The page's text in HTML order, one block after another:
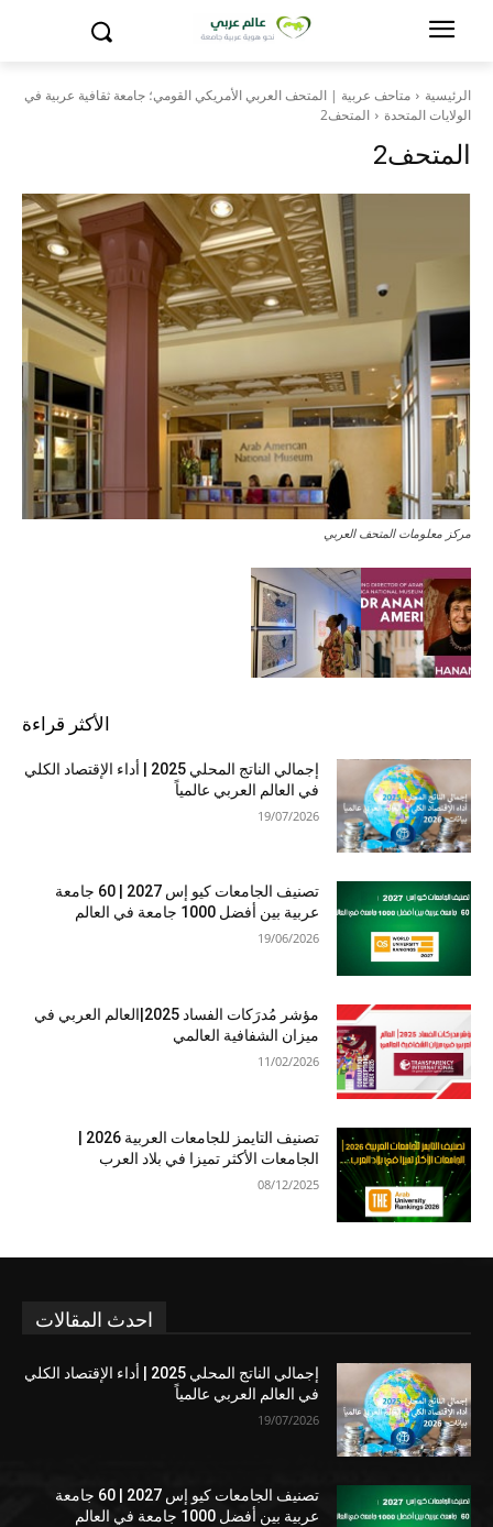
الرئيسية
متاحف عربية | المتحف العربي الأمريكي القومي؛ جامعة ثقافية عربية في
الولايات المتحدة
المتحف2
المتحف2
مركز معلومات المتحف العربي
الأكثر قراءة
إجمالي الناتج المحلي 2025 | أداء الإقتصاد الكلي
في العالم العربي عالمياً
19/07/2026
تصنيف الجامعات كيو إس 2027 | 60 جامعة
عربية بين أفضل 1000 جامعة في العالم
19/06/2026
مؤشر مُدرَكات الفساد 2025|العالم العربي في
ميزان الشفافية العالمي
11/02/2026
الجامعات الأكثر تميزا في بلاد العرب
08/12/2025
احدث المقالات
إجمالي الناتج المحلي 2025 | أداء الإقتصاد الكلي
في العالم العربي عالمياً
19/07/2026
تصنيف الجامعات كيو إس 2027 | 60 جامعة
عربية بين أفضل 1000 جامعة في العالم